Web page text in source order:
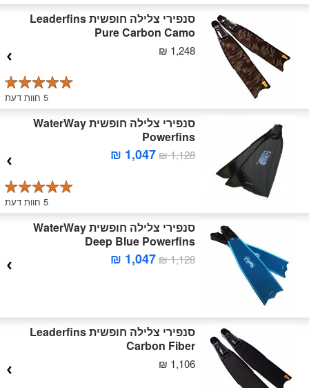
סנפירי צלילה חופשית Leaderfins
Pure Carbon Camo
1,248 ₪
5 חוות דעת
סנפירי צלילה חופשית WaterWay
Powerfins
1,128 ₪
1,047 ₪
5 חוות דעת
סנפירי צלילה חופשית WaterWay
Deep Blue Powerfins
1,128 ₪
1,047 ₪
סנפירי צלילה חופשית Leaderfins
Carbon Fiber
1,106 ₪